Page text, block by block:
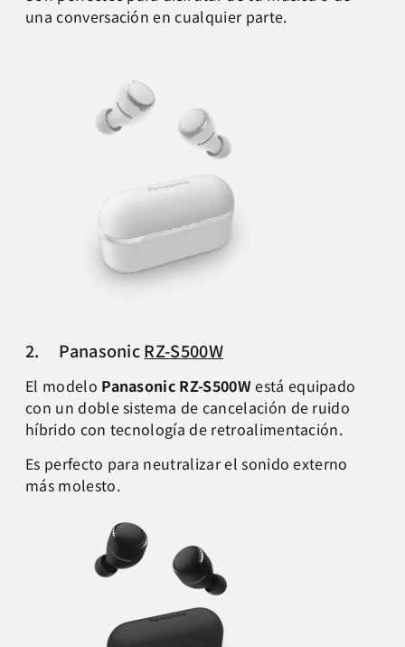
una conversación en cualquier parte.
2. PanasonicRZ-S500W
El modelo Panasonic RZ-S500Westá equipado
con un doble sistema de cancelación de ruido
híbrido con tecnología de retroalimentación.
Es perfecto para neutralizar el sonido externo
más molesto.